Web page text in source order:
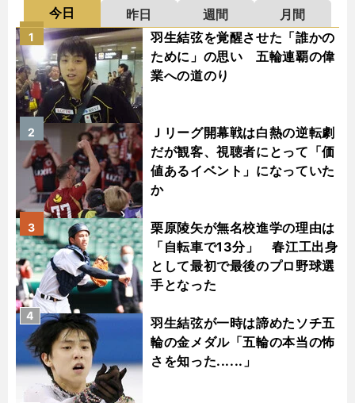
今日 昨日 週間
月間
羽生結弦を覚醒させた「誰かの
ために」の思い 五輪連覇の偉
業への道のり
1
Ｊリーグ開幕戦は白熱の逆転劇
だが観客、視聴者にとって「価
値あるイベント」になっていた
か
2
栗原陵矢が無名校進学の理由は
「自転車で13分」 春江工出身
として最初で最後のプロ野球選
手となった
3
羽生結弦が一時は諦めたソチ五
輪の金メダル「五輪の本当の怖
さを知った......」
4